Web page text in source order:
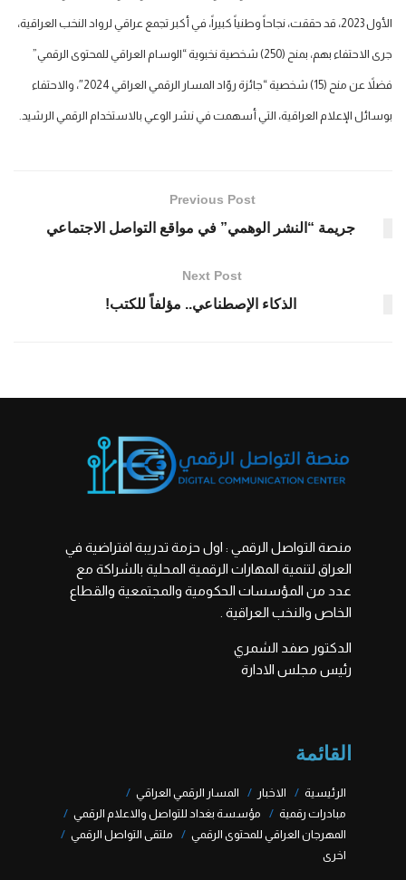
الأول 2023، قد حققت، نجاحاً وطنياً كبيراً، في أكبر تجمع عراقي لرواد النخب العراقية،
جرى الاحتفاء بهم، بمنح (250) شخصية نخبوية “الوسام العراقي للمحتوى الرقمي”
فضلاً عن منح (15) شخصية “جائزة روّاد المسار الرقمي العراقي 2024″، والاحتفاء
بوسائل الإعلام العراقية، التي أسهمت في نشر الوعي بالاستخدام الرقمي الرشيد.
Previous Post
جريمة “النشر الوهمي” في مواقع التواصل الاجتماعي
Next Post
الذكاء الإصطناعي.. مؤلفاً للكتب!
منصة التواصل الرقمي : اول حزمة تدريبة افتراضية في
العراق لتنمية المهارات الرقمية المحلية بالشراكة مع
عدد من المؤسسات الحكومية والمجتمعية والقطاع
الخاص والنخب العراقية .
الدكتور صفد الشمري
رئيس مجلس الادارة
القائمة
الرئيسية الاخبار
المسار الرقمي العراقي
مبادرات رقمية
مؤسسة بغداد للتواصل والاعلام الرقمي
المهرجان العراقي للمحتوى الرقمي
ملتقى التواصل الرقمي
اخرى